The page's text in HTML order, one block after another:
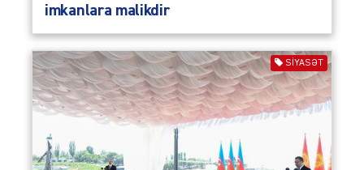
imkanlara malikdir
SIYASƏT